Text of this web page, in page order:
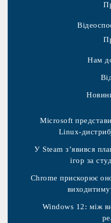
Нам
Microsoft
Linux-
У Steam з’явився
ігор за
Chrome прискорює
Windows 12: між